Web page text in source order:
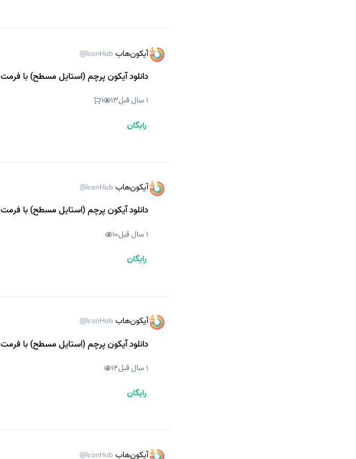
آیکون‌هاب @IconHub
دانلود آیکون پرچم (استایل مسطح) با فرمت PNG
1 سال قبل 13
1
رایگان
آیکون‌هاب @IconHub
دانلود آیکون پرچم (استایل مسطح) با فرمت PNG
1 سال قبل 10
رایگان
آیکون‌هاب @IconHub
دانلود آیکون پرچم (استایل مسطح) با فرمت PNG
1 سال قبل 14
رایگان
آیکون‌هاب @IconHub